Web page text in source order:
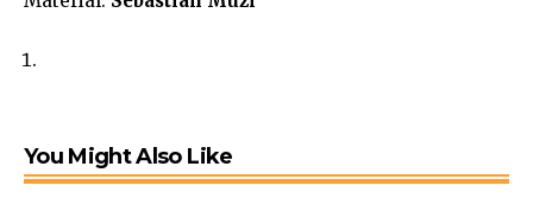
You Might Also Like